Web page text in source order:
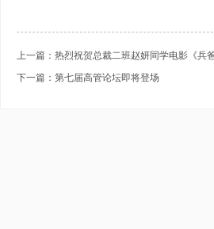
上一篇：热烈祝贺总裁二班赵妍同学电影《兵
下一篇：第七届高管论坛即将登场